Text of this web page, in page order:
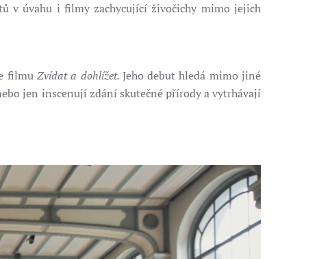
v úvahu i filmy zachycující živočichy mimo jejich
filmu Zvídat a dohlížet. Jeho debut hledá mimo jiné
jen inscenují zdání skutečné přírody a vytrhávají